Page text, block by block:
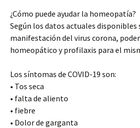
¿Cómo puede ayudar la homeopatía?
Según los datos actuales disponibles
manifestación del virus corona,
homeopático y profilaxis para el
Los síntomas de COVID-19 son:
• Tos seca
• falta de aliento
• fiebre
• Dolor de garganta